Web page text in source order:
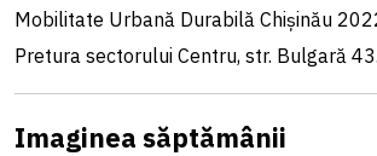
Mobilitate Urbană Durabilă Chișinău
Pretura sectorului Centru, str. Bulgară 43.
Imaginea săptămânii